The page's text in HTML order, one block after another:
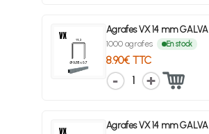
Agrafes VX 14 mm GALVA
1000 agrafes En stock
8.90€ TTC
1
Agrafes VX 14 mm GALVA